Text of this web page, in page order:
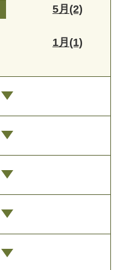
5月(2)
1月(1)